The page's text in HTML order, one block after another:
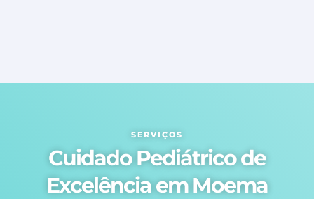
SERVIÇOS
Cuidado Pediátrico de
Excelência em Moema